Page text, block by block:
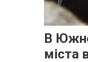
В
міста